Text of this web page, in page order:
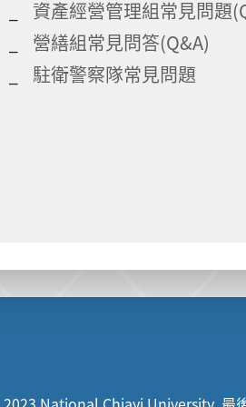
資產經營管理組常見問題
營繕組常見問答(Q&A)
駐衛警察隊常見問題